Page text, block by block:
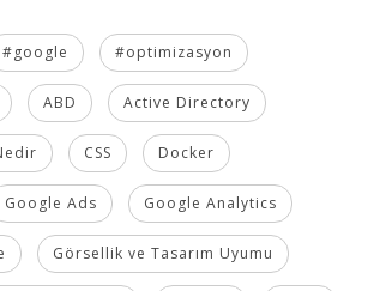
#google #optimizasyon
ABD Active Directory
CSS Docker
Google Ads Google Analytics
Görsellik ve Tasarım Uyumu